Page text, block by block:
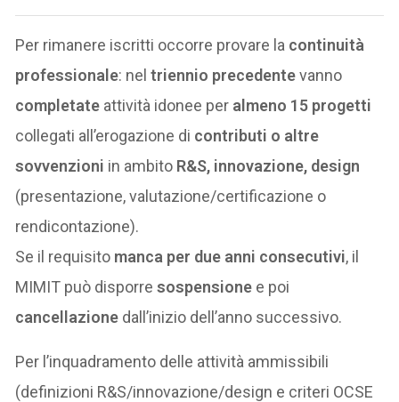
Per rimanere iscritti occorre provare la continuità
professionale: neltriennio precedentevanno
completate attività idonee per almeno 15 progetti
collegati all’erogazione di contributi o altre
sovvenzioni in ambito R&S, innovazione, design
(presentazione, valutazione/certificazione o
rendicontazione).
Se il requisito manca per due anni consecutivi, il
MIMIT può disporresospensione e poi
cancellazione dall’inizio dell’anno successivo.
Per l’inquadramento delle attività ammissibili
(definizioni R&S/innovazione/design e criteri OCSE